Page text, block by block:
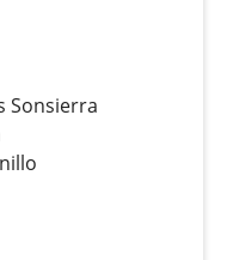
Sonsierra